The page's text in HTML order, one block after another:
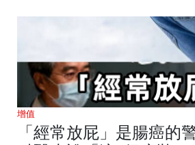
增值
「經常放屁」是腸癌的